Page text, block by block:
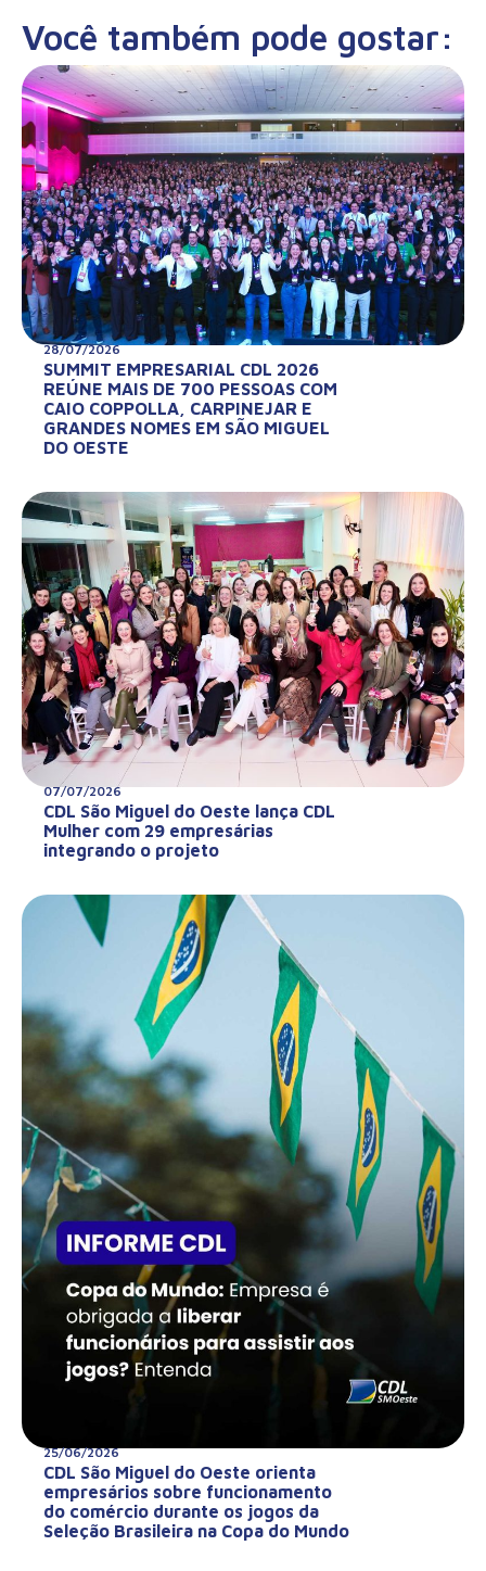
Você também pode gostar:
28/07/2026
SUMMIT EMPRESARIAL CDL 2026
REÚNE MAIS DE 700 PESSOAS COM
CAIO COPPOLLA, CARPINEJAR E
GRANDES NOMES EM SÃO MIGUEL
DO OESTE
07/07/2026
CDL São Miguel do Oeste lança CDL
Mulher com 29 empresárias
integrando o projeto
25/06/2026
CDL São Miguel do Oeste orienta
empresários sobre funcionamento
do comércio durante os jogos da
Seleção Brasileira na Copa do Mundo